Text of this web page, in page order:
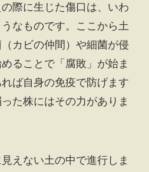
際に生じた傷口は、いわ
なものです。ここから土
カビの仲間）や細菌が侵
ることで「腐敗」が始ま
ば自身の免疫で防げます
た株にはその力がありま
えない土の中で進行しま